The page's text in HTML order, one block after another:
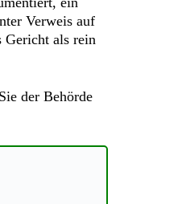
Verweis auf
Gericht als rein
der Behörde